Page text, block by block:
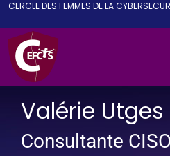
Passer
au
contenu
CERCLE DES FEMMES DE LACYBERS
ACCUEIL
CEFCYS
ACTIVITES
Valérie Utges
Consultante